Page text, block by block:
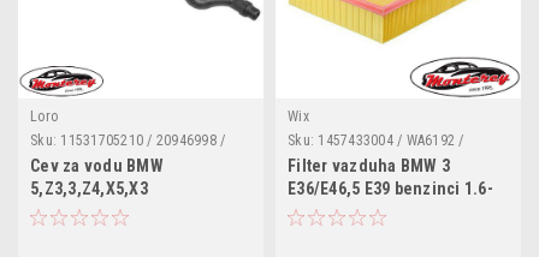
Loro
Sku: 11531705210 / 20946998 /
004028003 / 004-028-003
Cev za vodu BMW
5,Z3,3,Z4,X5,X3
Wix
Sku: 1457433004 / WA6192 /
PA7118 / WA6192 / C25114 /
13721730946 / 13721738462 /
13721730449 / PC882
Filter vazduha BMW 3
E36/E46,5 E39 benzinci 1.6-
2.3 243x178x58 mm